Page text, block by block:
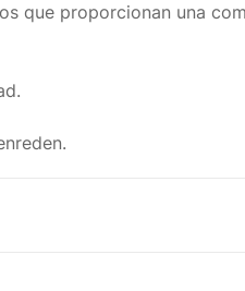
que proporcionan una